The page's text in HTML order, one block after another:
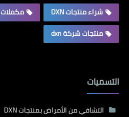
شراء منتجات DXN
مكملات dxn الغذائية
منتجات شركة dxn
التسميات
التشافي من الأمراض بمنتجات DXN